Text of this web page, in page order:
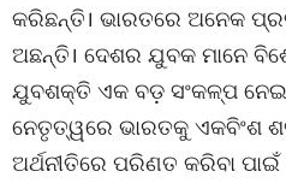
କରିଛନ୍ତି। ଭାରତରେ ଅନେକ
ଅଛନ୍ତି। ଦେଶର ଯୁବକ ମାନେ
ଯୁବଶକ୍ତି ଏକ ବଡ଼ ସଂକଳ୍ପ
ନେତୃତ୍ୱରେ ଭାରତକୁ ଏକବିଂଶ
ଅର୍ଥନୀତିରେ ପରିଣତ କରିବା